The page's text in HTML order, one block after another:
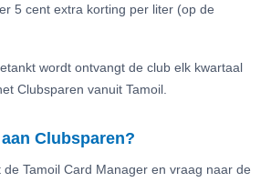
5 cent extra korting per liter (op de
wordt ontvangt de club elk kwartaal
Clubsparen vanuit Tamoil.
Clubsparen?
Tamoil Card Manager en vraag naar de